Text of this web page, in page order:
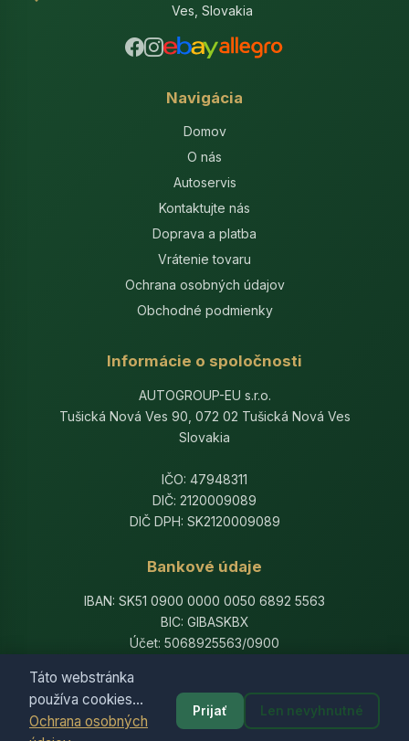
Táto webstránka
používa cookies...
Ochrana osobných
Prijať Len nevyhnutné
Ves, Slovakia
Navigácia
Domov
O nás
Autoservis
Kontaktujte nás
Doprava a platba
Vrátenie tovaru
Ochrana osobných údajov
Obchodné podmienky
Informácie o spoločnosti
AUTOGROUP-EU s.r.o.
Tušická Nová Ves 90, 072 02 Tušická Nová Ves
Slovakia
IČO: 47948311
DIČ: 2120009089
DIČ DPH: SK2120009089
Bankové údaje
IBAN: SK51 0900 0000 0050 6892 5563
BIC: GIBASKBX
Účet: 5068925563/0900